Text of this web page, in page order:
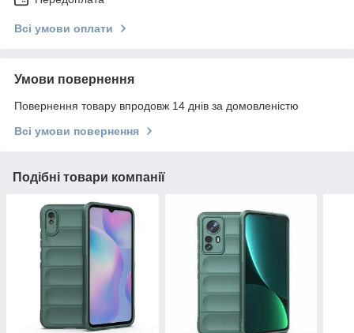
Всі умови оплати
Умови повернення
Повернення товару впродовж 14 днів за домовленістю
Всі умови повернення
Подібні товари компанії